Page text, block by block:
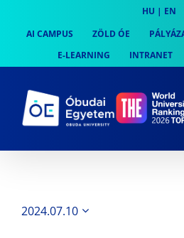
content
HU | EN
AI CAMPUS
ZÖLD ÓE
E-LEARNING
INTRANET
2024.07.10